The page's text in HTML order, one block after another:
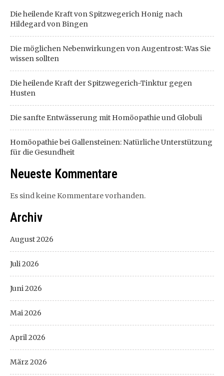
Die heilende Kraft von Spitzwegerich Honig nach
Hildegard von Bingen
Die möglichen Nebenwirkungen von Augentrost: Was Sie
wissen sollten
Die heilende Kraft der Spitzwegerich-Tinktur gegen
Husten
Die sanfte Entwässerung mit Homöopathie und Globuli
Homöopathie bei Gallensteinen: Natürliche Unterstützung
für die Gesundheit
Neueste Kommentare
Es sind keine Kommentare vorhanden.
Archiv
August 2026
Juli 2026
Juni 2026
Mai 2026
April 2026
März 2026